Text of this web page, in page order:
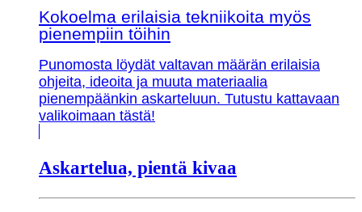
Kokoelma erilaisia tekniikoita myös
pienempiin töihin
Punomosta löydät valtavan määrän erilaisia
ohjeita, ideoita ja muuta materiaalia
pienempäänkin askarteluun. Tutustu kattavaan
valikoimaan tästä!
Askartelua, pientä kivaa